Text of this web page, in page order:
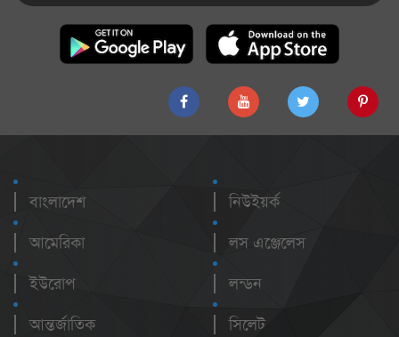
বাংলাদেশ
আমেরিকা
ইউরোপ
আন্তর্জাতিক
নিউইয়র্ক
লস এঞ্জেলেস
লন্ডন
সিলেট